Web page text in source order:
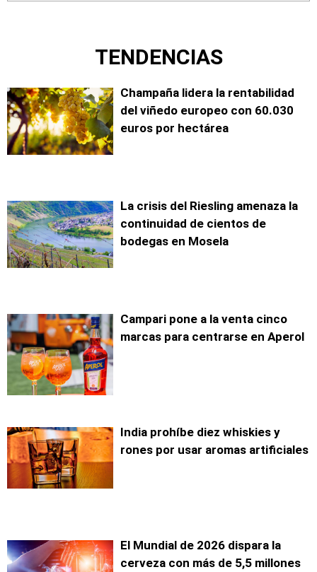
TENDENCIAS
Champaña lidera la rentabilidad
del viñedo europeo con 60.030
euros por hectárea
La crisis del Riesling amenaza la
continuidad de cientos de
bodegas en Mosela
Campari pone a la venta cinco
marcas para centrarse en Aperol
India prohíbe diez whiskies y
rones por usar aromas artificiales
El Mundial de 2026 dispara la
cerveza con más de 5,5 millones